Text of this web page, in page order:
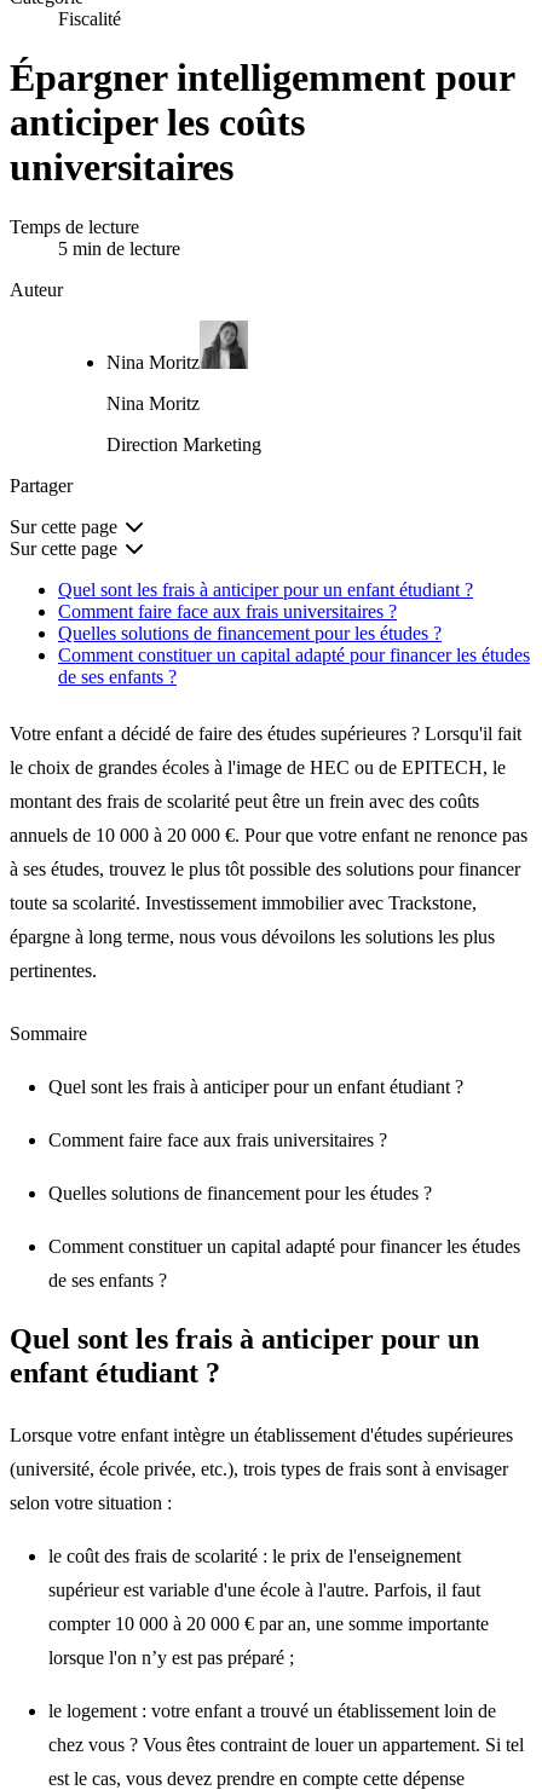
Fiscalité
Épargner intelligemment pour
anticiper les coûts
universitaires
Temps de lecture
5 min de lecture
Auteur
Nina Moritz
Nina Moritz
Direction Marketing
Partager
Sur cette page
Sur cette page
Quel sont les frais à anticiper pour un enfant étudiant ?
Comment faire face aux frais universitaires ?
Quelles solutions de financement pour les études ?
Comment constituer un capital adapté pour financer les études
de ses enfants ?
Votre enfant a décidé de faire des études supérieures ? Lorsqu'il fait
le choix de grandes écoles à l'image de HEC ou de EPITECH, le
montant des frais de scolarité peut être un frein avec des coûts
annuels de 10 000 à 20 000 €. Pour que votre enfant ne renonce pas
à ses études, trouvez le plus tôt possible des solutions pour financer
toute sa scolarité. Investissement immobilier avec Trackstone,
épargne à long terme, nous vous dévoilons les solutions les plus
pertinentes.
Sommaire
Quel sont les frais à anticiper pour un enfant étudiant ?
Comment faire face aux frais universitaires ?
Quelles solutions de financement pour les études ?
Comment constituer un capital adapté pour financer les études
de ses enfants ?
Quel sont les frais à anticiper pour un
enfant étudiant ?
Lorsque votre enfant intègre un établissement d'études supérieures
(université, école privée, etc.), trois types de frais sont à envisager
selon votre situation :
le coût des frais de scolarité : le prix de l'enseignement
supérieur est variable d'une école à l'autre. Parfois, il faut
compter 10 000 à 20 000 € par an, une somme importante
lorsque l'on n’y est pas préparé ;
le logement : votre enfant a trouvé un établissement loin de
chez vous ? Vous êtes contraint de louer un appartement. Si tel
est le cas, vous devez prendre en compte cette dépense